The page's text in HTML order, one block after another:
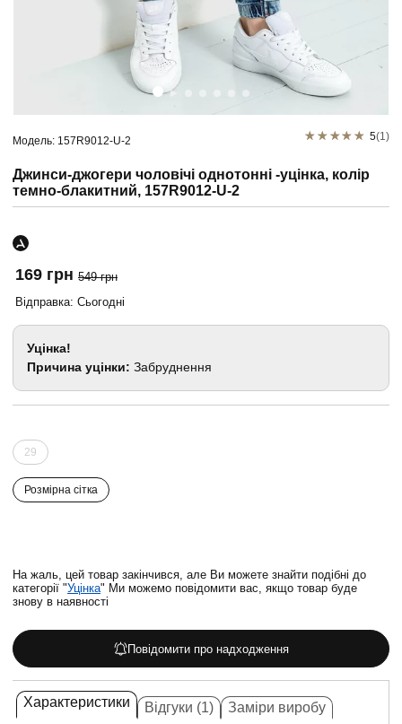
Модель: 157R9012-U-2 5(1)
Джинси-джогери чоловічі однотонні -уцінка, колір
темно-блакитний, 157R9012-U-2
169 грн 549 грн
Відправка: Сьогодні
Уцінка!
Причина уцінки: Забруднення
29
Розмірна сітка
На жаль, цей товар закінчився, але Ви можете знайти подібні до
категорії "Уцінка" Ми можемо повідомити вас, якщо товар буде
знову в наявності
Повідомити про надходження
Характеристики Відгуки (1)
Заміри виробу